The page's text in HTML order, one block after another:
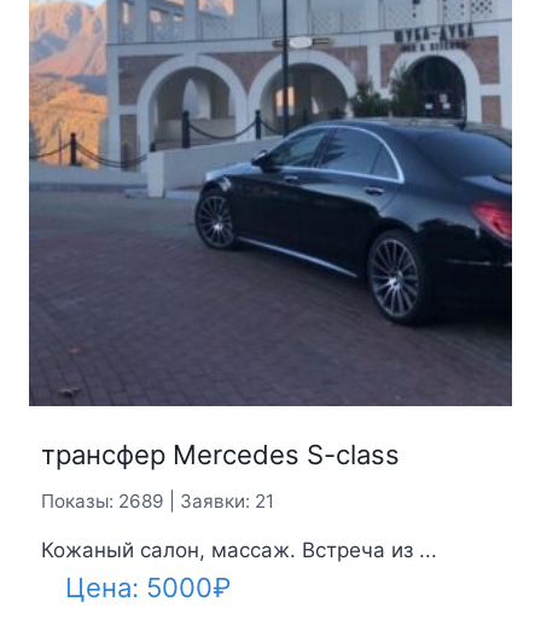
трансфер Mercedes S-class
Показы: 2689 | Заявки: 21
Кожаный салон, массаж. Встреча из ...
Цена: 5000₽